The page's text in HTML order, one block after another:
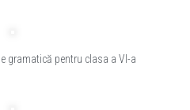
gramatică pentru clasa a VI-a